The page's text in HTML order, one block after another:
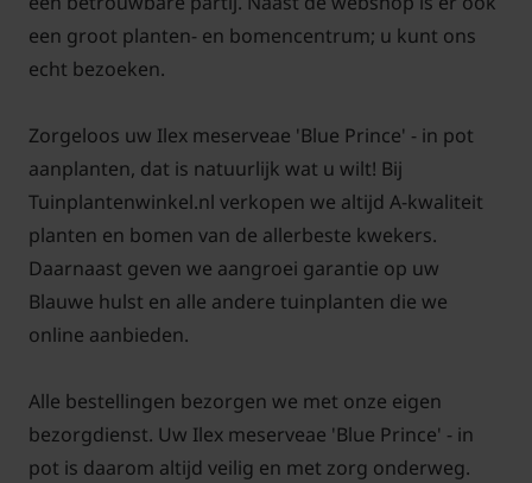
40/50 4-5 planten 9 planten Ø 23 cm
U kunt de gewenste maatvoering selecteren en
eventueel nog wijzigen in uw winkelmand.
Let op!
De pot is NIET meegerekend bij de hoogtemaat
van de plant. Het is de daadwerkelijke hoogte
Ilex meserveae 'Blue Prince' snoeien
een groot planten- en bomencentrum; u kunt ons
echt bezoeken.
Zorgeloos uw Ilex meserveae 'Blue Prince' - in pot
aanplanten, dat is natuurlijk wat u wilt! Bij
Tuinplantenwinkel.nl verkopen we altijd A-kwaliteit
planten en bomen van de allerbeste kwekers.
Daarnaast geven we aangroei garantie op uw
Blauwe hulst en alle andere tuinplanten die we
online aanbieden.
Alle bestellingen bezorgen we met onze eigen
bezorgdienst. Uw Ilex meserveae 'Blue Prince' - in
pot is daarom altijd veilig en met zorg onderweg.